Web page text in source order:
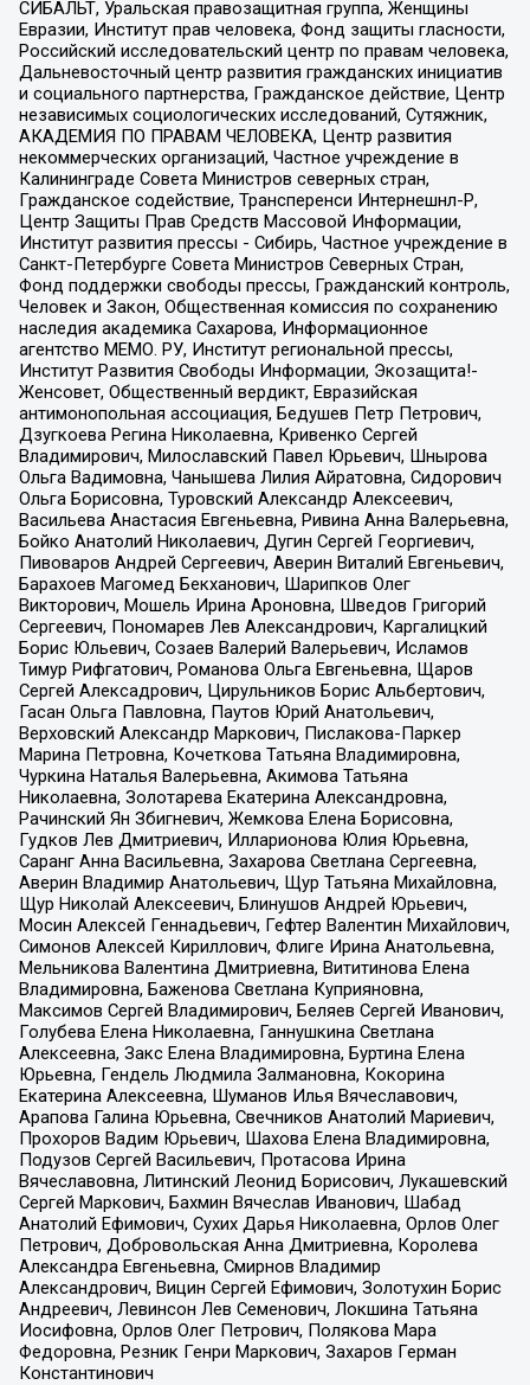
СИБАЛЬТ, Уральская правозащитная группа, Женщины
Евразии, Институт прав человека, Фонд защиты гласности,
Российский исследовательский центр по правам человека,
Дальневосточный центр развития гражданских инициатив
и социального партнерства, Гражданское действие, Центр
независимых социологических исследований, Сутяжник,
АКАДЕМИЯ ПО ПРАВАМ ЧЕЛОВЕКА, Центр развития
некоммерческих организаций, Частное учреждение в
Калининграде Совета Министров северных стран,
Гражданское содействие, Трансперенси Интернешнл-Р,
Центр Защиты Прав Средств Массовой Информации,
Институт развития прессы - Сибирь, Частное учреждение в
Санкт-Петербурге Совета Министров Северных Стран,
Фонд поддержки свободы прессы, Гражданский контроль,
Человек и Закон, Общественная комиссия по сохранению
наследия академика Сахарова, Информационное
агентство МЕМО. РУ, Институт региональной прессы,
Институт Развития Свободы Информации, Экозащита!-
Женсовет, Общественный вердикт, Евразийская
антимонопольная ассоциация, Бедушев Петр Петрович,
Дзугкоева Регина Николаевна, Кривенко Сергей
Владимирович, Милославский Павел Юрьевич, Шнырова
Ольга Вадимовна, Чанышева Лилия Айратовна, Сидорович
Ольга Борисовна, Туровский Александр Алексеевич,
Васильева Анастасия Евгеньевна, Ривина Анна Валерьевна,
Бойко Анатолий Николаевич, Дугин Сергей Георгиевич,
Пивоваров Андрей Сергеевич, Аверин Виталий Евгеньевич,
Барахоев Магомед Бекханович, Шарипков Олег
Викторович, Мошель Ирина Ароновна, Шведов Григорий
Сергеевич, Пономарев Лев Александрович, Каргалицкий
Борис Юльевич, Созаев Валерий Валерьевич, Исламов
Тимур Рифгатович, Романова Ольга Евгеньевна, Щаров
Сергей Алексадрович, Цирульников Борис Альбертович,
Гасан Ольга Павловна, Паутов Юрий Анатольевич,
Верховский Александр Маркович, Пислакова-Паркер
Марина Петровна, Кочеткова Татьяна Владимировна,
Чуркина Наталья Валерьевна, Акимова Татьяна
Николаевна, Золотарева Екатерина Александровна,
Рачинский Ян Збигневич, Жемкова Елена Борисовна,
Гудков Лев Дмитриевич, Илларионова Юлия Юрьевна,
Саранг Анна Васильевна, Захарова Светлана Сергеевна,
Аверин Владимир Анатольевич, Щур Татьяна Михайловна,
Щур Николай Алексеевич, Блинушов Андрей Юрьевич,
Мосин Алексей Геннадьевич, Гефтер Валентин Михайлович,
Симонов Алексей Кириллович, Флиге Ирина Анатольевна,
Мельникова Валентина Дмитриевна, Вититинова Елена
Владимировна, Баженова Светлана Куприяновна,
Максимов Сергей Владимирович, Беляев Сергей Иванович,
Голубева Елена Николаевна, Ганнушкина Светлана
Алексеевна, Закс Елена Владимировна, Буртина Елена
Юрьевна, Гендель Людмила Залмановна, Кокорина
Екатерина Алексеевна, Шуманов Илья Вячеславович,
Арапова Галина Юрьевна, Свечников Анатолий Мариевич,
Прохоров Вадим Юрьевич, Шахова Елена Владимировна,
Подузов Сергей Васильевич, Протасова Ирина
Вячеславовна, Литинский Леонид Борисович, Лукашевский
Сергей Маркович, Бахмин Вячеслав Иванович, Шабад
Анатолий Ефимович, Сухих Дарья Николаевна, Орлов Олег
Петрович, Добровольская Анна Дмитриевна, Королева
Александра Евгеньевна, Смирнов Владимир
Александрович, Вицин Сергей Ефимович, Золотухин Борис
Андреевич, Левинсон Лев Семенович, Локшина Татьяна
Иосифовна, Орлов Олег Петрович, Полякова Мара
Федоровна, Резник Генри Маркович, Захаров Герман
Константинович